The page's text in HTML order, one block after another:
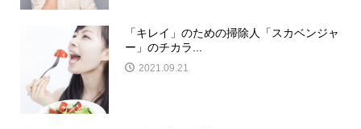
「キレイ」のための掃除人「スカベンジャ
ー」のチカラ...
2021.09.21